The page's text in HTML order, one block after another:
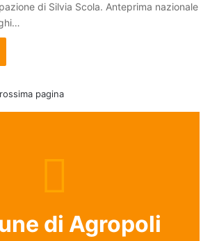
di Silvia Scola. Anteprima nazionale
pagina
di Agropoli